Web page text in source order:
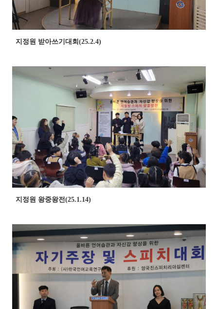
지정원 받아쓰기대회(25.2.4)
지정원 왕중왕전(25.1.14)